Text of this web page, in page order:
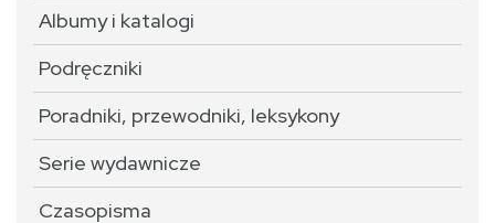
Albumy i katalogi
Podręczniki
Poradniki, przewodniki, leksykony
Serie wydawnicze
Czasopisma